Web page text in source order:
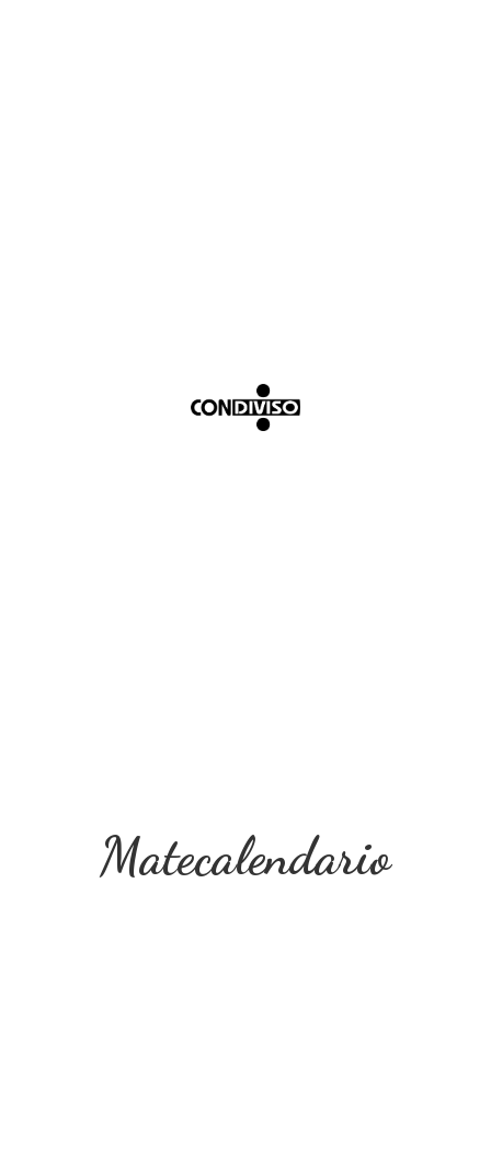
Matecalendario